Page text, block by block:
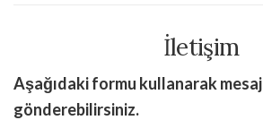
İletişim
Aşağıdaki formu kullanarak mesaj
gönderebilirsiniz.